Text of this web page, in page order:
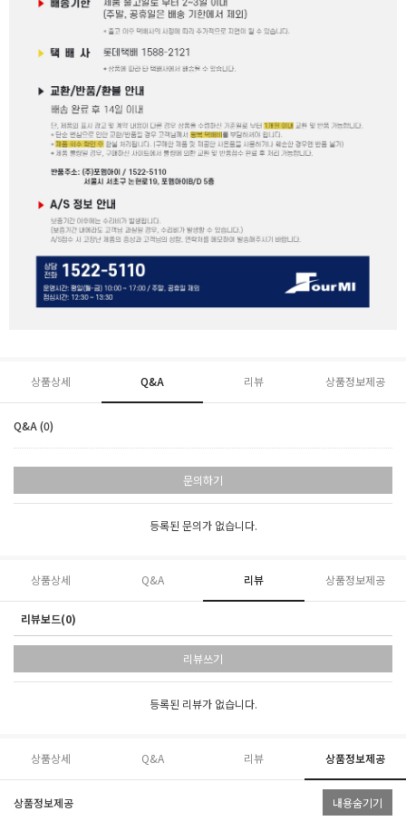
상품상세 Q&A 리뷰 상품정보제공
Q&A (0)
문의하기
등록된 문의가 없습니다.
상품상세 Q&A 리뷰 상품정보제공
리뷰보드(0)
리뷰쓰기
등록된 리뷰가 없습니다.
상품상세 Q&A 리뷰 상품정보제공
상품정보제공 내용숨기기